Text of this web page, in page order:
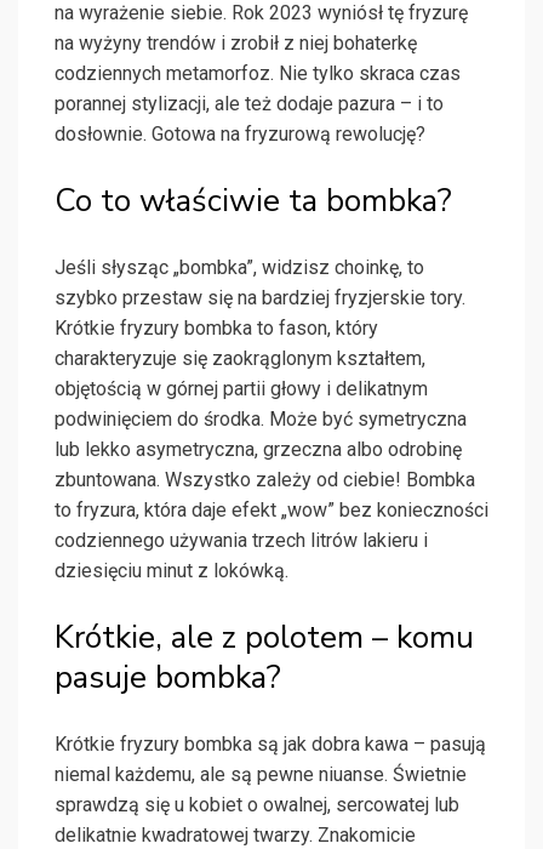
na wyrażenie siebie. Rok 2023 wyniósł tę fryzurę
na wyżyny trendów i zrobił z niej bohaterkę
codziennych metamorfoz. Nie tylko skraca czas
porannej stylizacji, ale też dodaje pazura – i to
dosłownie. Gotowa na fryzurową rewolucję?
Co to właściwie ta bombka?
Jeśli słysząc „bombka”, widzisz choinkę, to
szybko przestaw się na bardziej fryzjerskie tory.
Krótkie fryzury bombka to fason, który
charakteryzuje się zaokrąglonym kształtem,
objętością w górnej partii głowy i delikatnym
podwinięciem do środka. Może być symetryczna
lub lekko asymetryczna, grzeczna albo odrobinę
zbuntowana. Wszystko zależy od ciebie! Bombka
to fryzura, która daje efekt „wow” bez konieczności
codziennego używania trzech litrów lakieru i
dziesięciu minut z lokówką.
Krótkie, ale z polotem – komu
pasuje bombka?
Krótkie fryzury bombka są jak dobra kawa – pasują
niemal każdemu, ale są pewne niuanse. Świetnie
sprawdzą się u kobiet o owalnej, sercowatej lub
delikatnie kwadratowej twarzy. Znakomicie